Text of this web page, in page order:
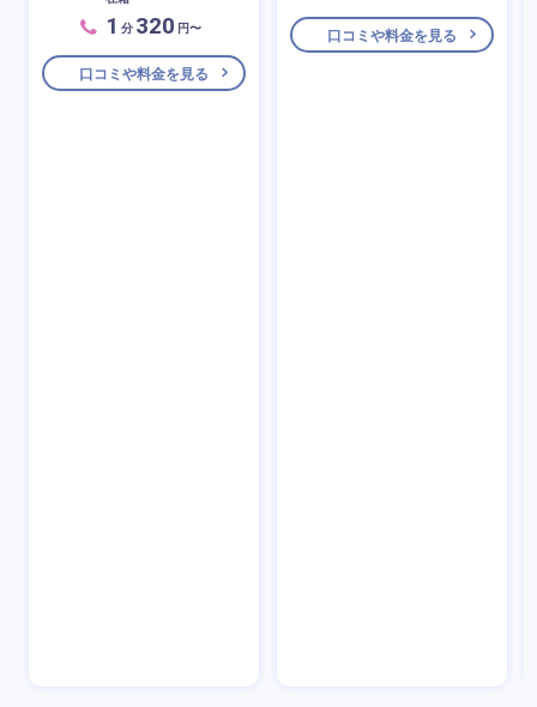
1 分 320 円〜
口コミや料金を見る
口コミや料金を見る